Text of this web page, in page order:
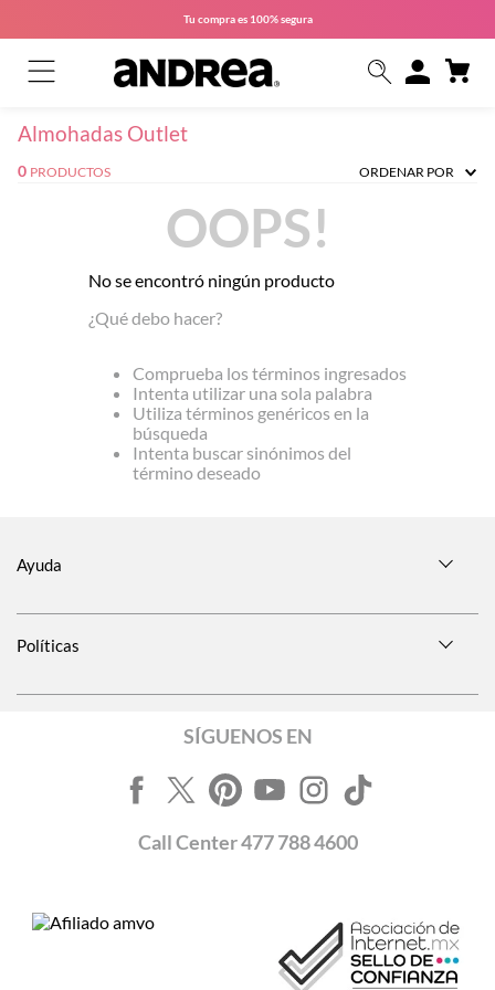
Tu compra es 100% segura
Almohadas Outlet
0 PRODUCTOS ORDENAR POR
OOPS!
No se encontró ningún producto
¿Qué debo hacer?
Comprueba los términos ingresados
Intenta utilizar una sola palabra
Utiliza términos genéricos en la
búsqueda
Intenta buscar sinónimos del
término deseado
Ayuda
Políticas
SÍGUENOS EN
CallCenter477 788 4600